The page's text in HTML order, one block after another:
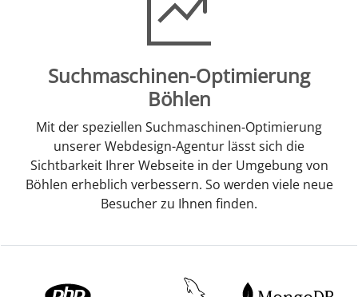
Suchmaschinen-Optimierung
Böhlen
Mit der speziellen Suchmaschinen-Optimierung
unserer Webdesign-Agentur lässt sich die
Sichtbarkeit Ihrer Webseite in der Umgebung von
Böhlen erheblich verbessern. So werden viele neue
Besucher zu Ihnen finden.